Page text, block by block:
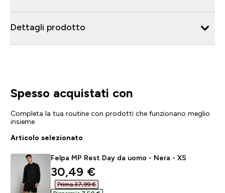
Dettagli prodotto
Spesso acquistati con
Completa la tua routine con prodotti che funzionano meglio
insieme
Articolo selezionato
Felpa MP Rest Day da uomo - Nera - XS
discounted price
30,49 €‎
Prima 37,99 €‎